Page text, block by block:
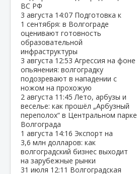
ВС РФ
3 августа 14:07 Подготовка к
1 сентября: в Волгограде
оценивают готовность
образовательной
инфраструктуры
3 августа 12:53 Агрессия на фоне
опьянения: волгоградку
подозревают в нападении с
ножом на прохожую
2 августа 11:45Лето, арбузы и
веселье: как прошёл „Арбузный
переполох“ в Центральном парке
Волгограда
1 августа 14:16 Экспорт на
3,6 млн долларов: как
волгоградский бизнес выходит
на зарубежные рынки
31 июля 12:11 Волгоградская